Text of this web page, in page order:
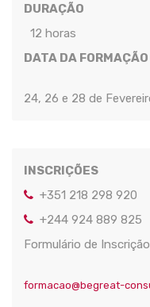
DURAÇÃO
12 horas
DATA DA FORMAÇÃO
24, 26 e 28 de
INSCRIÇÕES
+351 218 298 920
+244 924 889 825
Formulário de Inscrição
formacao@begreat-